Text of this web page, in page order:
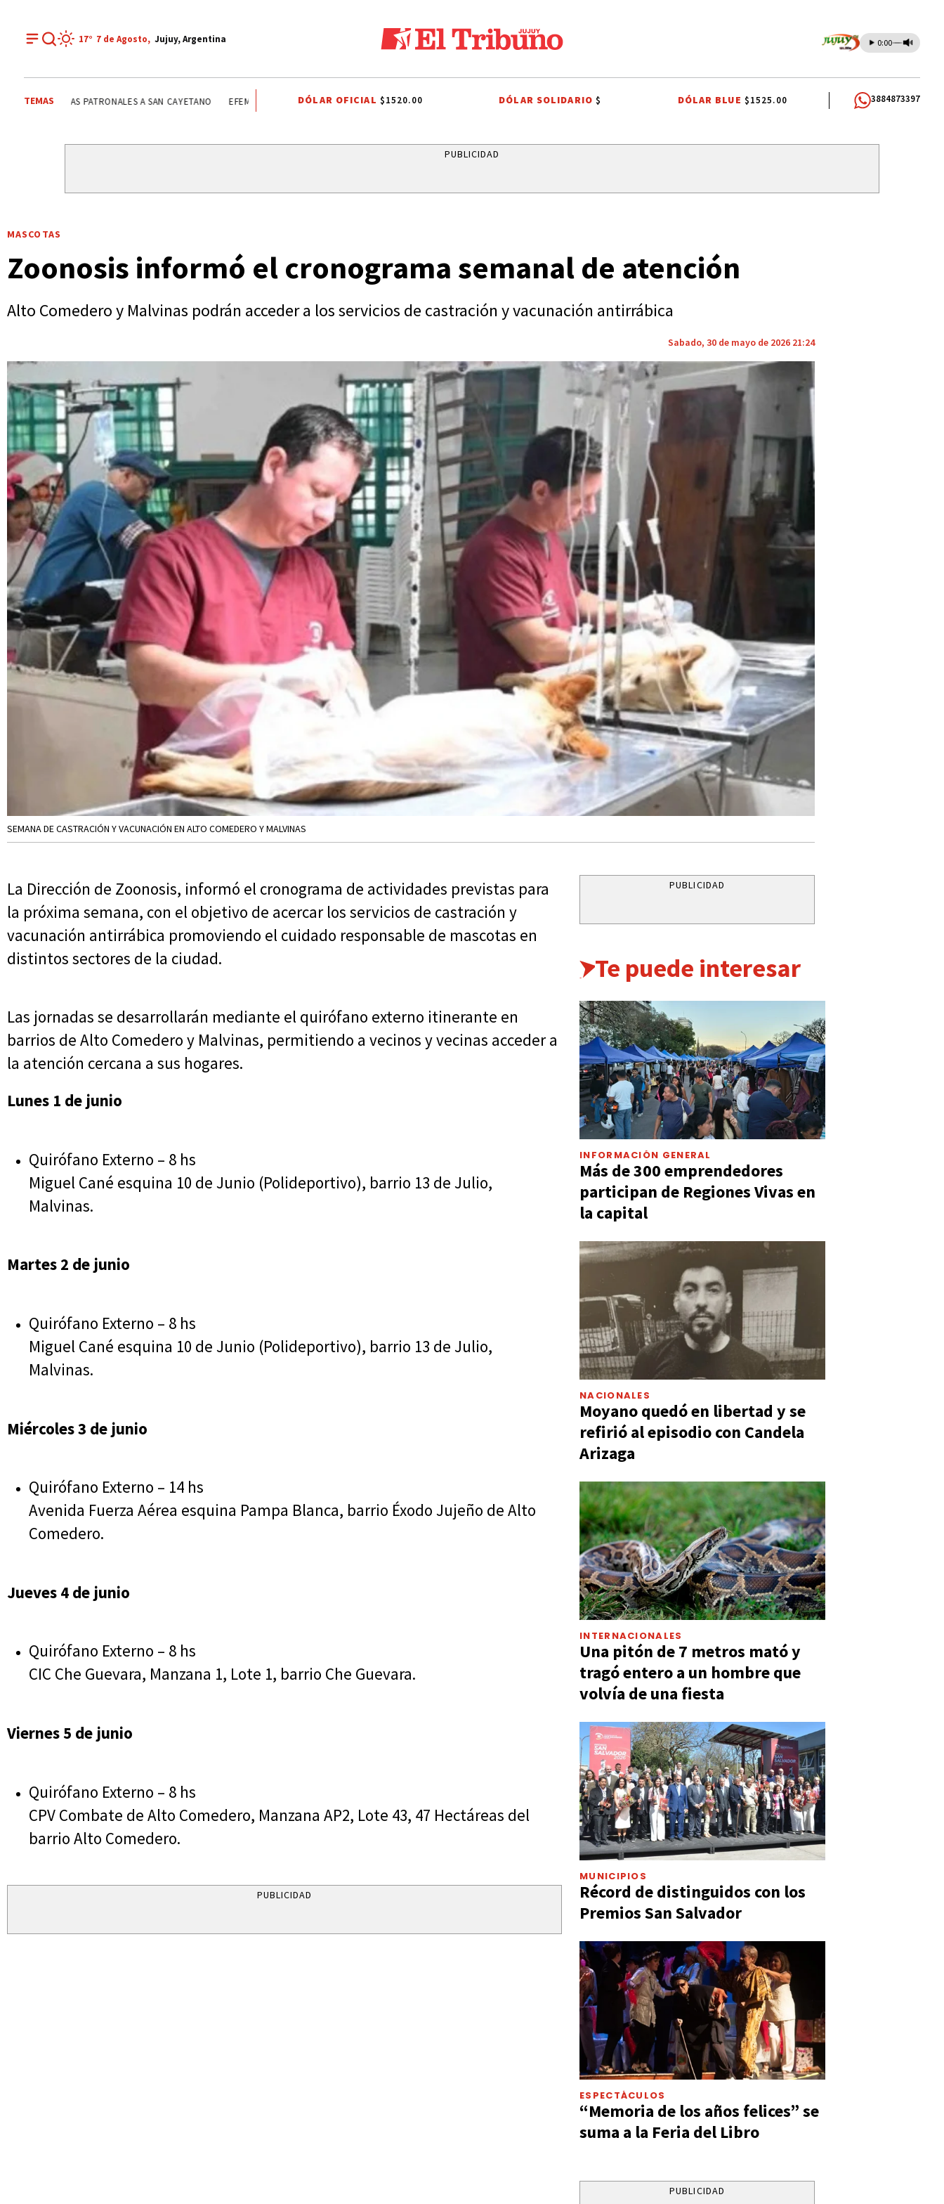
17° 7 de Agosto, Jujuy, Argentina 0:00
TEMAS FIESTAS PATRONALES A SAN CAYETANO FIESTAS PATRONALES A SAN CAYETANO EFEMÉRIDES CONFLICTO PORTUARIO GREMIOS DOCENTES RUBÉN EDUARDO RIVAROLA JORGE GARCÍA
DÓLAR OFICIAL $1520.00 DÓLAR SOLIDARIO$ DÓLAR BLUE $1525.00 3884873397
PUBLICIDAD
MASCOTAS
Zoonosis informó el cronograma semanal de atención
Alto Comedero y Malvinas podrán acceder a los servicios de castración y vacunación antirrábica
Sabado, 30 de mayo de 2026 21:24
SEMANA DE CASTRACIÓN Y VACUNACIÓN EN ALTO COMEDERO Y MALVINAS
La Dirección de Zoonosis, informó el cronograma de actividades previstas para
la próxima semana, con el objetivo de acercar los servicios de castración y
vacunación antirrábica promoviendo el cuidado responsable de mascotas en
distintos sectores de la ciudad.
Las jornadas se desarrollarán mediante el quirófano externo itinerante en
barrios de Alto Comedero y Malvinas, permitiendo a vecinos y vecinas acceder a
la atención cercana a sus hogares.
Lunes 1 de junio
Quirófano Externo – 8 hs
Miguel Cané esquina 10 de Junio (Polideportivo), barrio 13 de Julio,
Malvinas.
Martes 2 de junio
Quirófano Externo – 8 hs
Miguel Cané esquina 10 de Junio (Polideportivo), barrio 13 de Julio,
Malvinas.
Miércoles 3 de junio
Quirófano Externo – 14 hs
Avenida Fuerza Aérea esquina Pampa Blanca, barrio Éxodo Jujeño de Alto
Comedero.
Jueves 4 de junio
Quirófano Externo – 8 hs
CIC Che Guevara, Manzana 1, Lote 1, barrio Che Guevara.
Viernes 5 de junio
Quirófano Externo – 8 hs
CPV Combate de Alto Comedero, Manzana AP2, Lote 43, 47 Hectáreas del
barrio Alto Comedero.
PUBLICIDAD
PUBLICIDAD
Te puede interesar
INFORMACIÓN GENERAL
Más de 300 emprendedores
participan de Regiones Vivas en
la capital
NACIONALES
Moyano quedó en libertad y se
refirió al episodio con Candela
Arizaga
INTERNACIONALES
Una pitón de 7 metros mató y
tragó entero a un hombre que
volvía de una fiesta
MUNICIPIOS
Récord de distinguidos con los
Premios San Salvador
ESPECTÁCULOS
“Memoria de los años felices” se
suma a la Feria del Libro
PUBLICIDAD